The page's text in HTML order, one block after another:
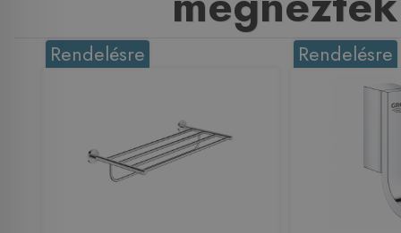
Rendelésre Rendelésre